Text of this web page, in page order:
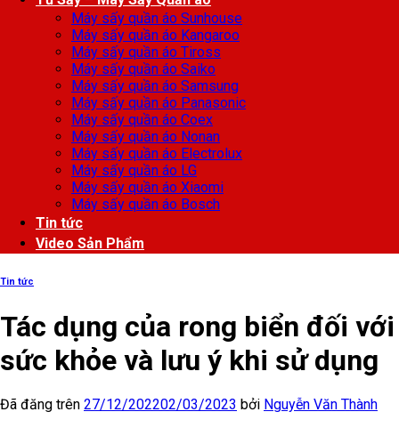
Máy sấy quần áo Sunhouse
Máy sấy quần áo Kangaroo
Máy sấy quần áo Tiross
Máy sấy quần áo Saiko
Máy sấy quần áo Samsung
Máy sấy quần áo Panasonic
Máy sấy quần áo Coex
Máy sấy quần áo Nonan
Máy sấy quần áo Electrolux
Máy sấy quần áo LG
Máy sấy quần áo Xiaomi
Máy sấy quần áo Bosch
Tin tức
Video Sản Phẩm
Tin tức
Tác dụng của rong biển đối với
sức khỏe và lưu ý khi sử dụng
Đã đăng trên 27/12/202202/03/2023 bởi Nguyễn Văn Thành